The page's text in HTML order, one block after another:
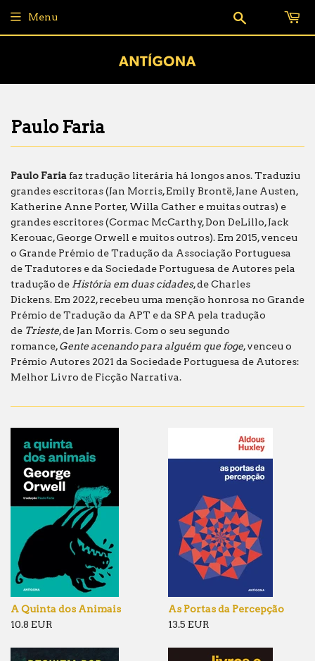
Menu Pesquisar
Paulo Faria
Paulo Fariafaz tradução literária há longos anos. Traduziu
grandes escritoras (Jan Morris, Emily Brontë, Jane Austen,
Katherine Anne Porter, Willa Cather e muitas outras) e
grandes escritores (Cormac McCarthy, Don DeLillo, Jack
Kerouac, George Orwell e muitos outros). Em 2015, venceu
o Grande Prémio de Tradução da Associação Portuguesa
de Tradutores e da Sociedade Portuguesa de Autores pela
tradução de História em duas cidades, de Charles
Dickens. Em 2022, recebeu uma menção honrosa no Grande
Prémio de Tradução da APT e da SPA pela tradução
de Trieste, de Jan Morris. Com o seu segundo
romance,Gente acenando para alguém que foge, venceu o
Prémio Autores 2021 da Sociedade Portuguesa de Autores:
Melhor Livro de Ficção Narrativa.
A Quinta dos Animais
10.8 EUR
As Portas da Percepção
13.5 EUR